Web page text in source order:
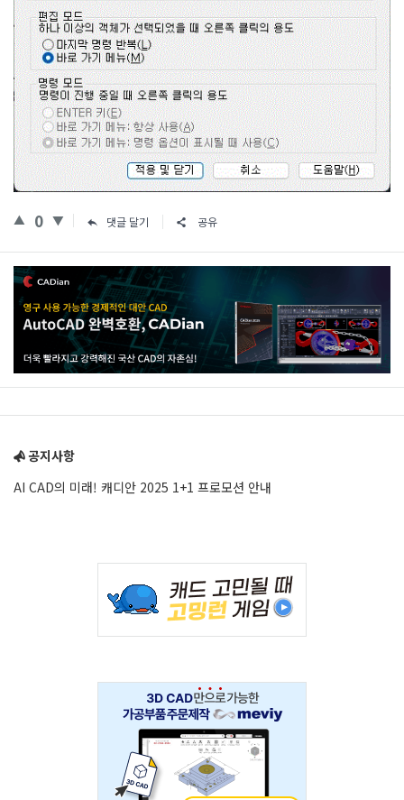
0 댓글 달기 공유
공지사항
AI CAD의 미래! 캐디안 2025 1+1 프로모션 안내